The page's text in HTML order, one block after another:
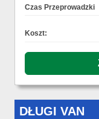
Czas Przeprowadzki
Koszt:
DŁUGI VAN